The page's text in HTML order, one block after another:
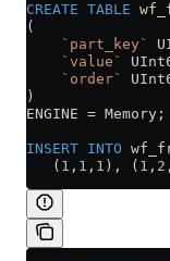
CREATE TABLE
(
    `part_key`
    `value`
    `order`
)
ENGINE = Memory;
INSERT INTO
   (
1 , 1 , 1 ), ( 1 , 2 ,